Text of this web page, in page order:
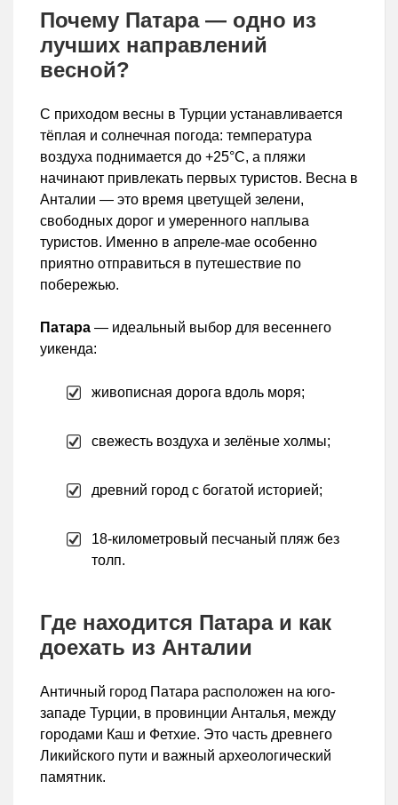
Почему Патара — одно из
лучших направлений
весной?
С приходом весны в Турции устанавливается
тёплая и солнечная погода: температура
воздуха поднимается до +25°C, а пляжи
начинают привлекать первых туристов. Весна в
Анталии — это время цветущей зелени,
свободных дорог и умеренного наплыва
туристов. Именно в апреле-мае особенно
приятно отправиться в путешествие по
побережью.
Патара — идеальный выбор для весеннего
уикенда:
живописная дорога вдоль моря;
свежесть воздуха и зелёные холмы;
древний город с богатой историей;
18-километровый песчаный пляж без
толп.
Где находится Патара и как
доехать из Анталии
Античный город Патара расположен на юго-
западе Турции, в провинции Анталья, между
городами Каш и Фетхие. Это часть древнего
Ликийского пути и важный археологический
памятник.